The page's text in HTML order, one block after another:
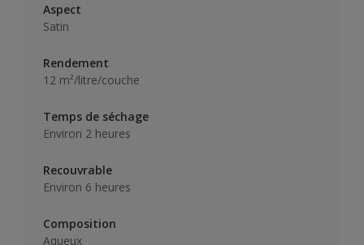
Aspect
Satin
Rendement
12 m²/litre/couche
Temps de séchage
Environ 2 heures
Recouvrable
Environ 6 heures
Composition
Aqueux